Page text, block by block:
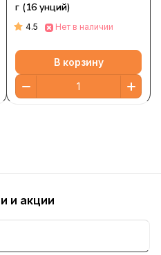
г (16 унций)
4.5 Нет в наличии
В корзину
и акции